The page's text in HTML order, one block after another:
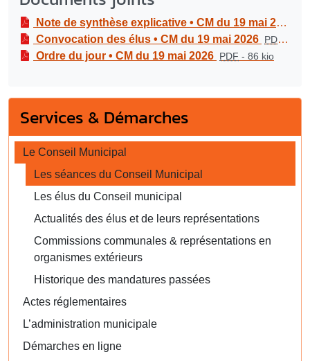
Note de synthèse explicative • CM du 19 mai 2026
Convocation des élus • CM du 19 mai 2026 PDF -
Ordre du jour • CM du 19 mai 2026 PDF - 86 kio
Services & Démarches
Le Conseil Municipal
Les séances du Conseil Municipal
Les élus du Conseil municipal
Actualités des élus et de leurs représentations
Commissions communales & représentations en
organismes extérieurs
Historique des mandatures passées
Actes réglementaires
L’administration municipale
Démarches en ligne